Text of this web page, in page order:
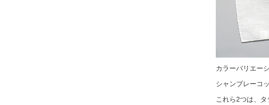
カラーバリエー
シャンブレーコ
これら2つは、